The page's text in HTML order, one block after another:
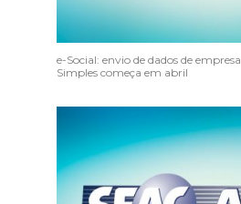
e-Social: envio de dados de
Simples começa em abril